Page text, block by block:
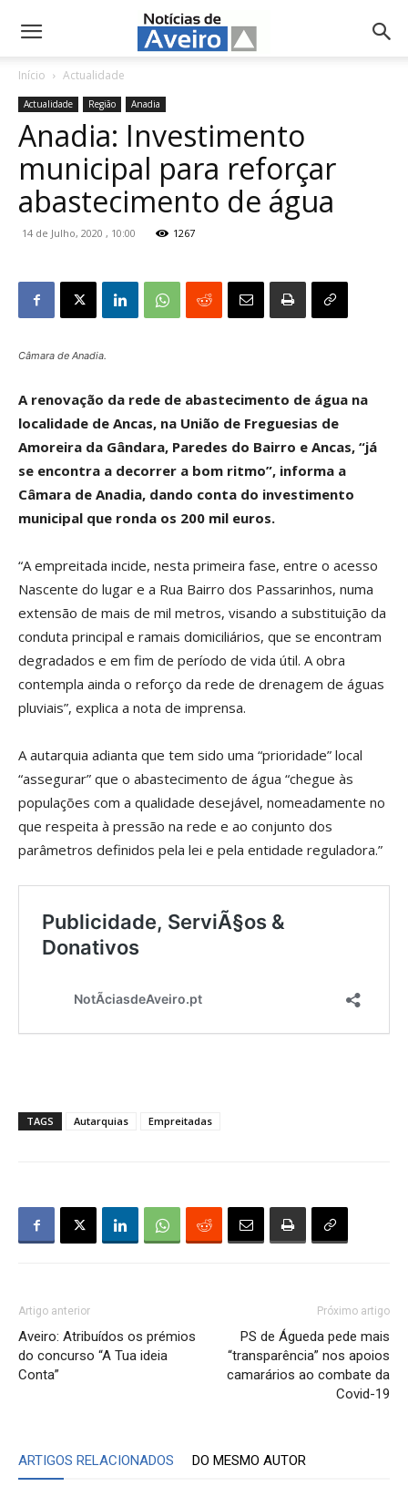
NotíciasdeAveiro.pt
Início Actualidade
Actualidade Região Anadia
Anadia: Investimento
municipal para reforçar
abastecimento de água
14 de Julho, 2020 , 10:00 1267
Câmara de Anadia.
A renovação da rede de abastecimento de água na
localidade de Ancas, na União de Freguesias de
Amoreira da Gândara, Paredes do Bairro e Ancas, “já
se encontra a decorrer a bom ritmo”, informa a
Câmara de Anadia, dando conta do investimento
municipal que ronda os 200 mil euros.
“A empreitada incide, nesta primeira fase, entre o acesso
Nascente do lugar e a Rua Bairro dos Passarinhos, numa
extensão de mais de mil metros, visando a substituição da
conduta principal e ramais domiciliários, que se encontram
degradados e em fim de período de vida útil. A obra
contempla ainda o reforço da rede de drenagem de águas
pluviais”, explica a nota de imprensa.
A autarquia adianta que tem sido uma “prioridade” local
“assegurar” que o abastecimento de água “chegue às
populações com a qualidade desejável, nomeadamente no
que respeita à pressão na rede e ao conjunto dos
parâmetros definidos pela lei e pela entidade reguladora.”
TAGS Autarquias Empreitadas
Artigo anterior
Aveiro: Atribuídos os prémios
do concurso “A Tua ideia
Conta”
Próximo artigo
PS de Águeda pede mais
“transparência” nos apoios
camarários ao combate da
Covid-19
ARTIGOS RELACIONADOS DO MESMO AUTOR